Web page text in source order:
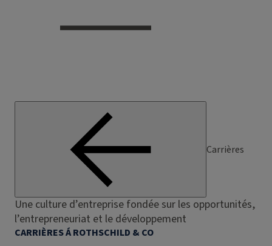
Carrières
Une culture d’entreprise fondée sur les opportunités,
l’entrepreneuriat et le développement
CARRIÈRES Á ROTHSCHILD & CO